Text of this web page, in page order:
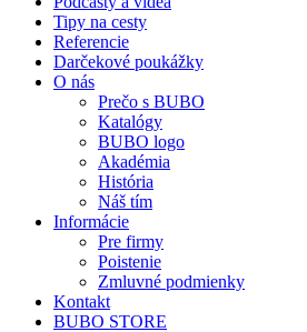
Tipy na cesty
Referencie
Darčekové poukážky
O nás
Prečo s BUBO
Katalógy
BUBO logo
Akadémia
História
Náš tím
Informácie
Pre firmy
Poistenie
Zmluvné podmienky
Kontakt
BUBO STORE